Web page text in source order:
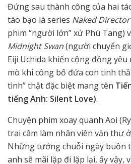
Đứng sau thành công của hai
táo bạo là series Naked Director
phim “người lớn” xứ Phù Tang)
Midnight Swan(người chuyển
Eiji Uchida khiến cộng đồng
mò khi công bố đứa con tinh
tình” thật đặc biệt mang tên
tiếng Anh: Silent Love).
Chuyện phim xoay quanh Aoi
trai câm làm nhân viên văn thư
Những tưởng chuỗi ngày buồn
anh sẽ mãi lặp đi lặp lại, ấy vậy,